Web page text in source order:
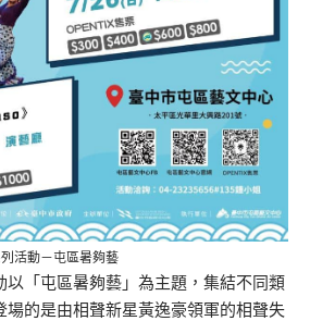
列活動－屯區暑夠藝
以「屯區暑夠藝」為主題，集結不同類
場的是由相聲新星黃逸豪領軍的相聲失